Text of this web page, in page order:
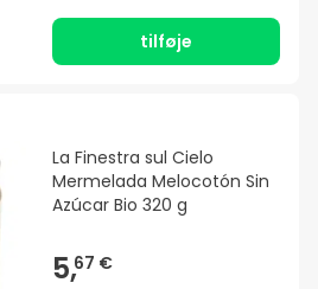
tilføje
La Finestra sul Cielo
Mermelada Melocotón Sin
Azúcar Bio 320 g
5,67 €